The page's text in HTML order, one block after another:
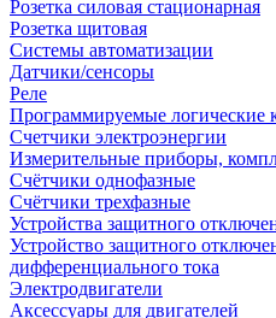
Розетка силовая стационарная
Розетка щитовая
Системы автоматизации
Датчики/сенсоры
Реле
Программируемые логические
Счетчики электроэнергии
Измерительные приборы,
Счётчики однофазные
Счётчики трехфазные
Устройства защитного
Устройство защитного
дифференциального тока
Электродвигатели
Аксессуары для двигателей